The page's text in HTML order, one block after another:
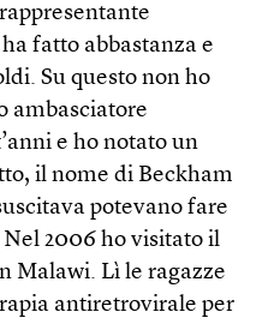
fatto abbastanza e
Su questo non ho
ambasciatore
e ho notato un
il nome di Beckham
potevano fare
2006 ho visitato il
Malawi. Lì le ragazze
antiretrovirale per